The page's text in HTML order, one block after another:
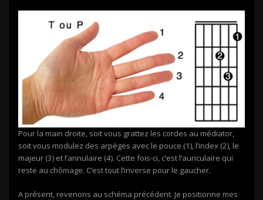
Pour la main droite, soit vous grattez les cordes au médiator,
soit vous modulez des arpèges avec le pouce (1), l’index (2), le
majeur (3) et l’annulaire (4). Cette fois-ci, c’est l’auriculaire qui
reste au chômage. C’est tout l’inverse pour le gaucher.
A présent, revenons au schéma précédent. Je positionne mes